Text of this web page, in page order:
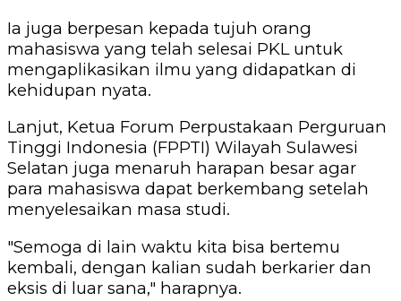
Ia juga berpesan kepada tujuh orang
mahasiswa yang telah selesai PKL untuk
mengaplikasikan ilmu yang didapatkan di
kehidupan nyata.
Lanjut, Ketua Forum Perpustakaan Perguruan
Tinggi Indonesia (FPPTI) Wilayah Sulawesi
Selatan juga menaruh harapan besar agar
para mahasiswa dapat berkembang setelah
menyelesaikan masa studi.
"Semoga di lain waktu kita bisa bertemu
kembali, dengan kalian sudah berkarier dan
eksis di luar sana," harapnya.